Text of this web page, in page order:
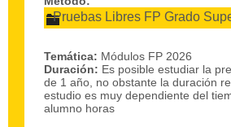
Pruebas Libres FP Grado
Temática: Módulos FP 2026
Duración: Es posible estudiar la
de 1 año, no obstante la duración
estudio es muy dependiente del
alumno horas